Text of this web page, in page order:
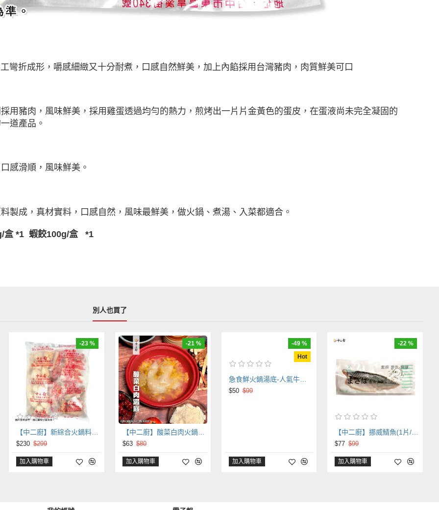
彎折成形，嚼感細緻又十分耐煮，口感自然鮮美，加上內餡採用台灣豬肉，肉質鮮美可口
用豬肉，風味鮮美， 採用雞蛋透過均勻的熱力，煎烤出一片片金黃色的蛋皮，在蛋液尚未完全凝固的
道產品。
感滑順，風味鮮美。
製成，真材實料，口感自然，風味最鮮美，做火鍋、煮湯、入菜都適合。
盒*1 蝦餃100g/盒*1
別人也買了
-23 %
【中二廚】新綜合火鍋料1200g/包
$230 $299
加入購物車
-21 %
【中二廚】酸菜白肉火鍋湯底(250g/包)急食鮮火鍋湯底
$63 $80
加入購物車
Hot
-49 %
急食鮮火鍋湯底-人氣牛奶鍋【中二廚】克里昂乳酪火鍋湯底(250g/包)
$50 $99
加入購物車
-22 %
【中二廚】挪威鯖魚(1片/包)(155g)
$77 $99
加入購物車